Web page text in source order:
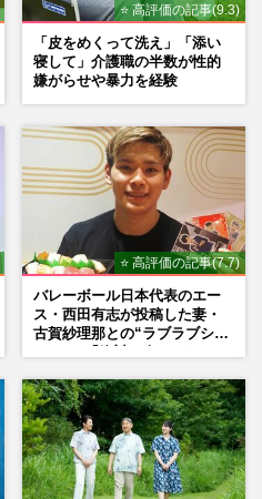
⭐ 高評価の記事(9.3)
「皮をめくって洗え」「添い
寝して」介護職の半数が性的
嫌がらせや暴力を経験
⭐ 高評価の記事(7.7)
バレーボール日本代表のエー
ス・西田有志が投稿した妻・
古賀紗理那との“ラブラブショ
判殺到の理由